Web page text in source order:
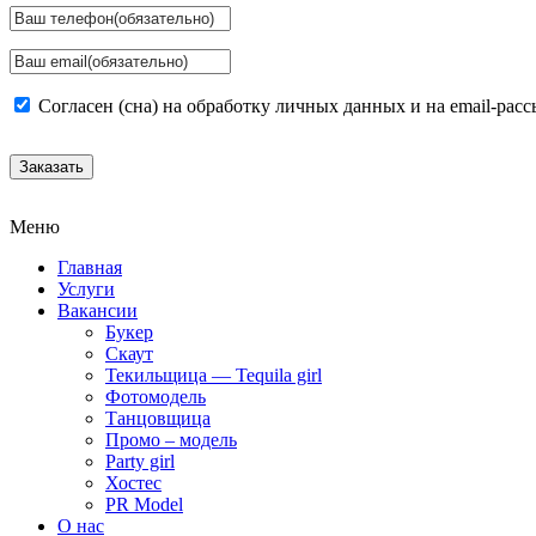
Согласен (сна) на обработку личных данных и на email-
Заказать
Меню
Главная
Услуги
Вакансии
Букер
Скаут
Текильщица — Tequila girl
Фотомодель
Танцовщица
Промо – модель
Party girl
Хостес
PR Model
О нас